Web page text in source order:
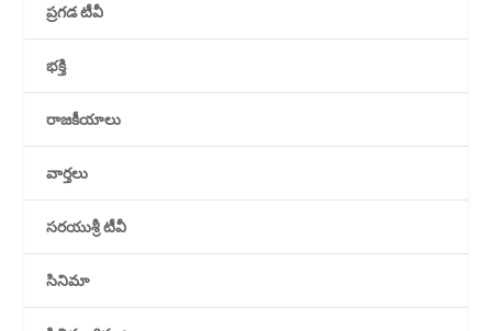
ప్రగడ టీవీ
భక్తి
రాజకీయాలు
వార్తలు
సరయుశ్రీ టీవీ
సినిమా